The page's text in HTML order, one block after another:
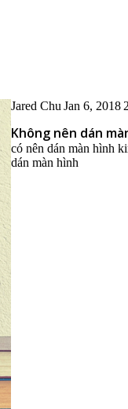
Jared Chu Jan 6, 2018
Không nên dán
có nên dán màn hình
dán màn hình